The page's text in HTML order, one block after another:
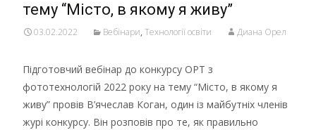
тему “Місто, в якому я живу”
03.02.2022 Вебінари, Технології освіти Диана Орел
Підготовчий вебінар до конкурсу ОРТ з
фототехнологій 2022 року на тему “Місто, в якому я
живу” провів В’ячеслав Коган, один із майбутніх членів
журі конкурсу. Він розповів про те, як правильно